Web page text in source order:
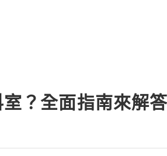
？全面指南來解答